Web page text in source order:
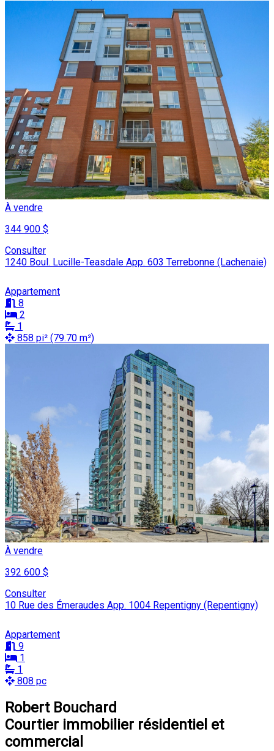
À vendre
344 900 $
Consulter
1240 Boul. Lucille-Teasdale App. 603 Terrebonne (Lachenaie)
Appartement
8
2
1
858 pi² (79.70 m²)
À vendre
392 600 $
Consulter
10 Rue des Émeraudes App. 1004 Repentigny (Repentigny)
Appartement
9
1
1
808 pc
Robert Bouchard
Courtier immobilier résidentiel et
commercial